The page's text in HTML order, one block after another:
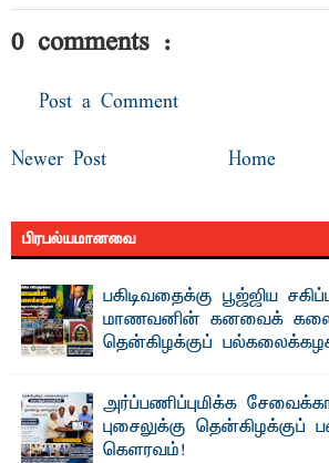
0 comments :
Post a Comment
Newer Post Home
பிரபல்யமானவை
பகிடிவதைக்கு பூஜ்ஜிய
மாணவனின் கனவைக்
தென்கிழக்குப்
"ஒ ரு மாணவனின் அல்லது
கலைக்கப்படாது" என்ற உறுதியை
அர்ப்பணிப்புமிக்க
புசைலுக்கு தென்கிழக்குப்
கௌரவம்!